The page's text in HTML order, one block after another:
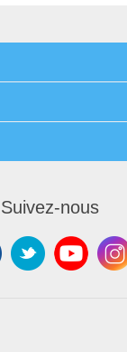
Suivez-nous